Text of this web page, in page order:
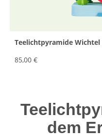
Teelichtpyramide
85,00 €
dem